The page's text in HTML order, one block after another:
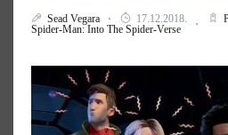
Sead Vegara 17.12.2018.
Spider-Man: Into The Spider-Verse